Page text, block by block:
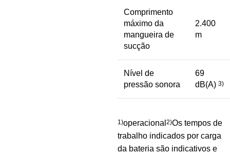
Comprimento
máximo da
mangueira de
sucção
2.400
m
Nível de
pressão sonora
69
dB(A) 3)
1)operacional 2)Os tempos de
trabalho indicados por carga
da bateria são indicativos e